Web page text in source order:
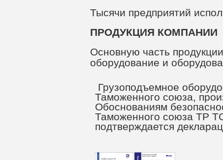
Тысячи предприятий
ПРОДУКЦИЯ КОМПАНИИ
Основную часть
оборудование и
Грузоподъемное
Таможенного союза,
Обоснованиям
Таможенного союза ТР
подтверждается